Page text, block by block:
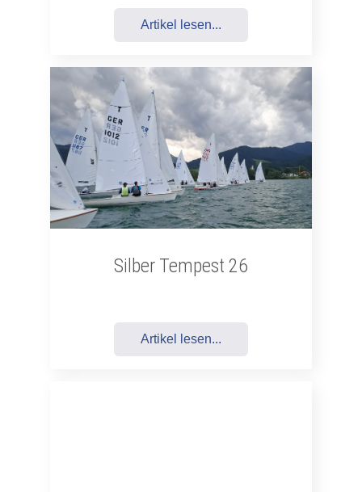
Artikel lesen...
Silber Tempest 26
Artikel lesen...